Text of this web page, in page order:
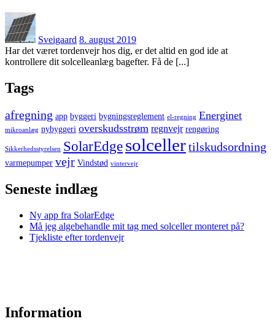
Sveigaard 8. august 2019
Har det været tordenvejr hos dig, er det altid en god ide at
kontrollere dit solcelleanlæg bagefter. Få de [...]
Tags
afregning app byggeri bygningsreglement el-regning Energinet
mikroanlæg nybyggeri overskudsstrøm regnvejr rengøring
Sikkerhedsstyrelsen SolarEdge solcellertilskudsordning
varmepumper vejr Vindstød vintervejr
Seneste indlæg
Ny app fra SolarEdge
Må jeg algebehandle mit tag med solceller monteret på?
Tjekliste efter tordenvejr
Information